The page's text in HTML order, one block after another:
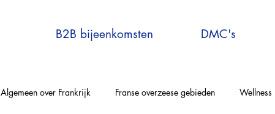
B2B bijeenkomsten DMC's
Algemeen over Frankrijk Franse overzeese gebieden Wellness